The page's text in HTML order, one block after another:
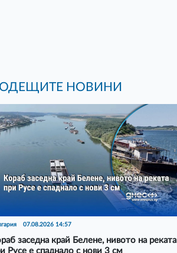
НОВИНИ
07.08.2026 14:57
заседна край Белене, нивото на реката
Русе е спаднало с нови 3 см